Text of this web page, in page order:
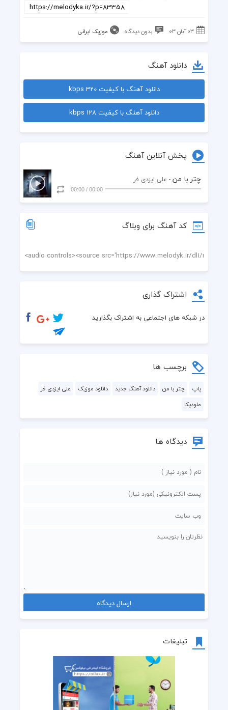
تبلیغات
۰۳ آبان ۰۳ بدون دیدگاه موزیک ایرانی
دانلود آهنگ
دانلود آهنگ با کیفیت 320 kbps
دانلود آهنگ با کیفیت 128 kbps
پخش آنلاین آهنگ
چتر با من - علی ایزدی فر
00:00
/
00:00
کد آهنگ برای وبلاگ
اشتراک گذاری
در شبکه های اجتماعی به اشتراک بگذارید
برچسب ها
پاپ چتر با من دانلود آهنگ جدید دانلود موزیک
علی ایزدی فر
ملودیکا
دیدگاه ها